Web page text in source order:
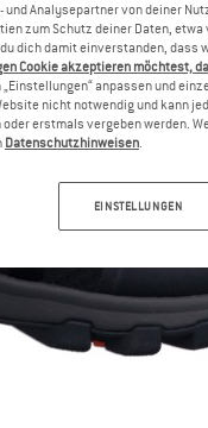
und Analysepartner von deiner
zum Schutz deiner Daten,
dich damit einverstanden, dass
Cookie akzeptieren möchtest,
anpassen und
nicht notwendig und kann
erstmals vergeben werden.
Datenschutzhinweisen.
EINSTELLUNGEN